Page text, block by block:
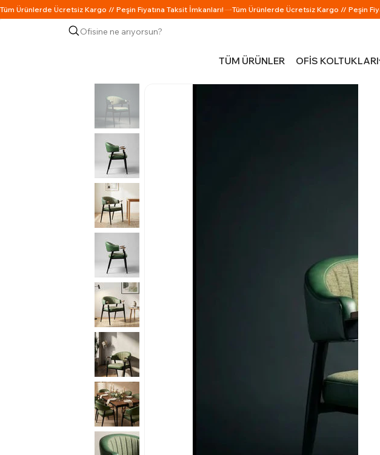
TÜM ÜRÜNLER OFİS KOLTUKLARI
Ofisine ne arıyorsun?